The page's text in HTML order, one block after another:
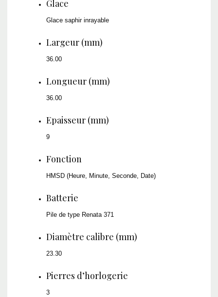
Glace
Glace saphir inrayable
Largeur (mm)
36.00
Longueur (mm)
36.00
Epaisseur (mm)
9
Fonction
HMSD (Heure, Minute, Seconde, Date)
Batterie
Pile de type Renata 371
Diamètre calibre (mm)
23.30
Pierres d’horlogerie
3